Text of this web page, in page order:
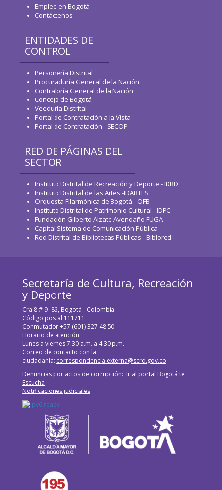
Empleo en Bogotá
Contáctenos
ENTIDADES DE
CONTROL
Personería Distrital
Procuraduría General de la Nación
Contraloría General de la Nación
Concejo de Bogotá
Veeduría Distrital
Portal de Contratación a la Vista
Portal de Contratación - SECOP
RED DE PÁGINAS DEL
SECTOR
Instituto Distrital de Recreación y Deporte - IDRD
Instituto Distrital de las Artes -IDARTES
Orquesta Filarmónica de Bogotá - OFB
Instituto Distrital de Patrimonio Cultural - IDPC
Fundación Gilberto Alzate Avendaño FUGA
Capital Sistema de Comunicación Pública
Red Distrital de Bibliotecas Públicas - Biblored
Secretaría de Cultura, Recreación
y Deporte
Cra 8 # 9 -83, Bogotá - Colombia
Código postal 111711
Conmutador +57 (601) 327 48 50
Horario de atención:
Lunes a viernes 7:30 a.m. a 4:30 p.m.
Correo de contacto con la
ciudadanía: correspondencia.externa@scrd.gov.co
Denuncias por actos de corrupción: Ir al portal Bogotá te
Escucha
Notificaciones judiciales